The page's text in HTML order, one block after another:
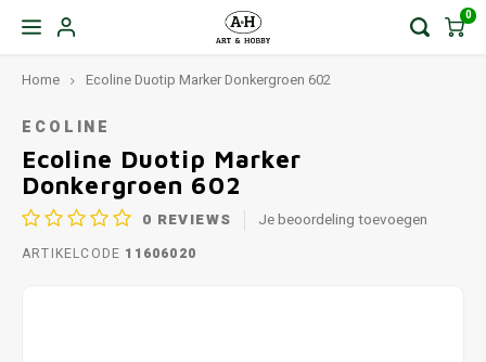
0
Home Ecoline Duotip Marker Donkergroen 602
ECOLINE
Ecoline Duotip Marker
Donkergroen 602
0 REVIEWS Je beoordeling toevoegen
ARTIKELCODE 11606020